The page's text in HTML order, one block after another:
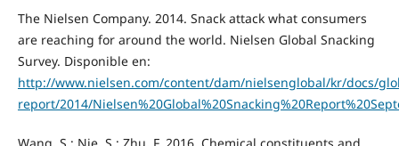
The Nielsen Company. 2014. Snack attack what consumers
are reaching for around the world. Nielsen Global Snacking
Survey. Disponible en:
http://www.nielsen.com/content/dam/nielsenglobal/kr/docs/
report/2014/